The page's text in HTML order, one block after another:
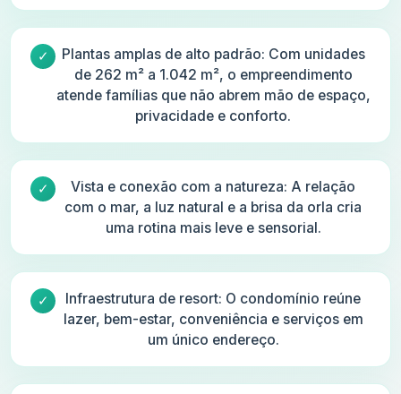
Plantas amplas de alto padrão: Com unidades
de 262 m² a 1.042 m², o empreendimento
atende famílias que não abrem mão de espaço,
privacidade e conforto.
Vista e conexão com a natureza: A relação
com o mar, a luz natural e a brisa da orla cria
uma rotina mais leve e sensorial.
Infraestrutura de resort: O condomínio reúne
lazer, bem-estar, conveniência e serviços em
um único endereço.